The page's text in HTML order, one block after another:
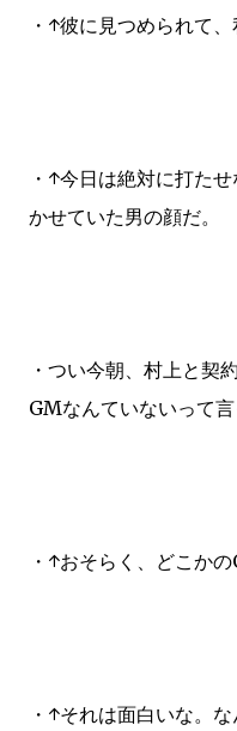
・↑彼に見つめられて
・↑今日は絶対に打た
かせていた男の顔だ。
・つい今朝、村上と契
GMなんていないって言
・↑おそらく、どこか
・↑それは面白いな。